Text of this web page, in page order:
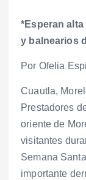
*Esperan
y balnearios
Por Ofelia
Cuautla,
Prestadores
oriente de
visitantes
Semana
importante